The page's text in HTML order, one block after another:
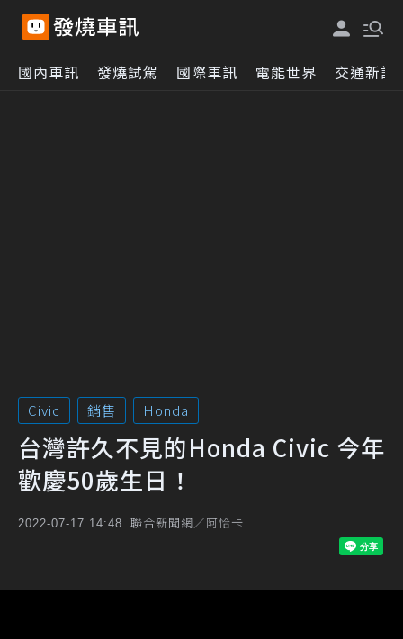
國內車訊 發燒試駕 國際車訊 電能世界 交通新訊
Civic 銷售 Honda
台灣許久不見的Honda Civic 今年
歡慶50歲生日！
2022-07-17 14:48 聯合新聞網／阿恰卡